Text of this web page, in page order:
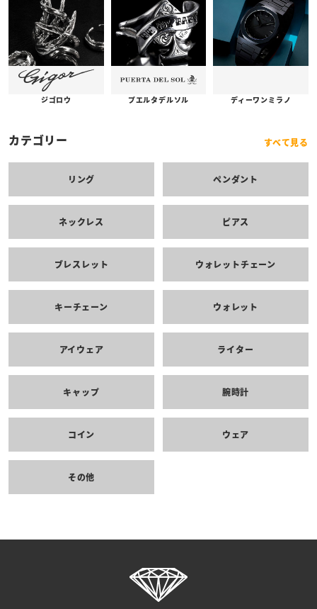
ジゴロウ プエルタデルソル ディーワンミラノ
カテゴリー すべて見る
リング ペンダント
ネックレス ピアス
ブレスレット ウォレットチェーン
キーチェーン ウォレット
アイウェア ライター
キャップ 腕時計
コイン ウェア
その他